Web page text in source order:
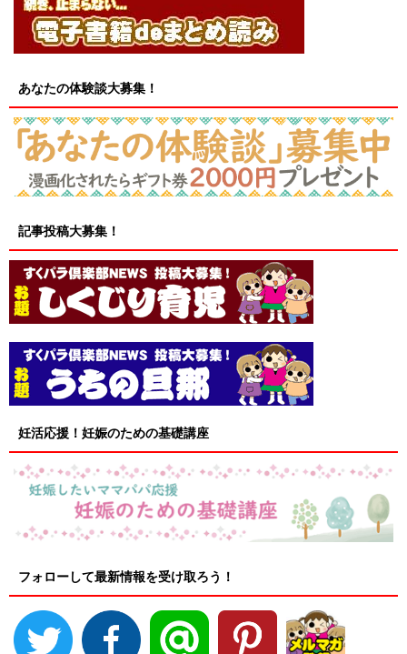
あなたの体験談大募集！
記事投稿大募集！
妊活応援！妊娠のための基礎講座
フォローして最新情報を受け取ろう！